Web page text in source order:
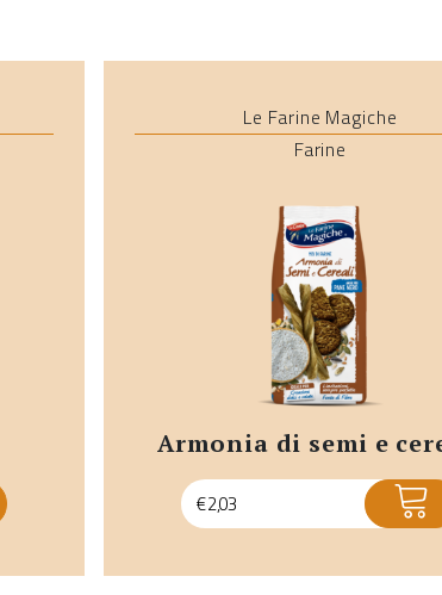
Le Farine Magiche
Farine
armonia di semi e
€2,03